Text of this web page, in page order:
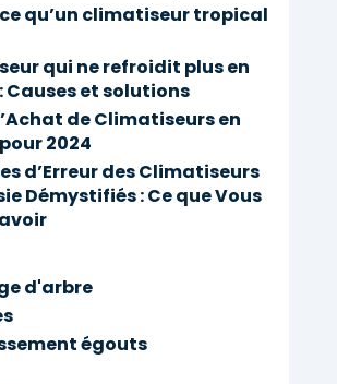
qu’un climatiseur tropical
qui ne refroidit plus en
Causes et solutions
de Climatiseurs en
2024
d’Erreur des Climatiseurs
Démystifiés : Ce que Vous
d'arbre
égouts